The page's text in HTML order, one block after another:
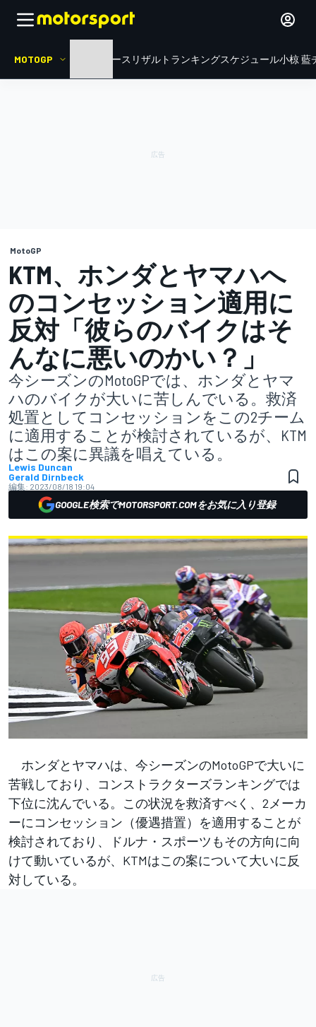
MOTOGP ニュース リザルト ランキングスケジュール小椋 藍
MotoGP
KTM、ホンダとヤマハへ
のコンセッション適用に
反対「彼らのバイクはそ
んなに悪いのかい？」
今シーズンのMotoGPでは、ホンダとヤマ
ハのバイクが大いに苦しんでいる。救済
処置としてコンセッションをこの2チーム
に適用することが検討されているが、KTM
はこの案に異議を唱えている。
Lewis Duncan
Gerald Dirnbeck
編集: 2023/08/18 19:04
GOOGLE検索でMOTORSPORT.COMをお気に入り登録
ホンダとヤマハは、今シーズンのMotoGPで大いに
苦戦しており、コンストラクターズランキングでは
下位に沈んでいる。この状況を救済すべく、2メーカ
ーにコンセッション（優遇措置）を適用することが
検討されており、ドルナ・スポーツもその方向に向
けて動いているが、KTMはこの案について大いに反
対している。